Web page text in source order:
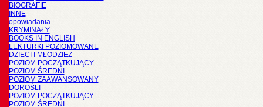
BIOGRAFIE
INNE
opowiadania
KRYMINAŁY
BOOKS IN ENGLISH
LEKTURKI POZIOMOWANE
DZIECI I MŁODZIEŻ
POZIOM POCZĄTKUJĄCY
POZIOM ŚREDNI
POZIOM ZAAWANSOWANY
DOROŚLI
POZIOM POCZĄTKUJĄCY
POZIOM ŚREDNI